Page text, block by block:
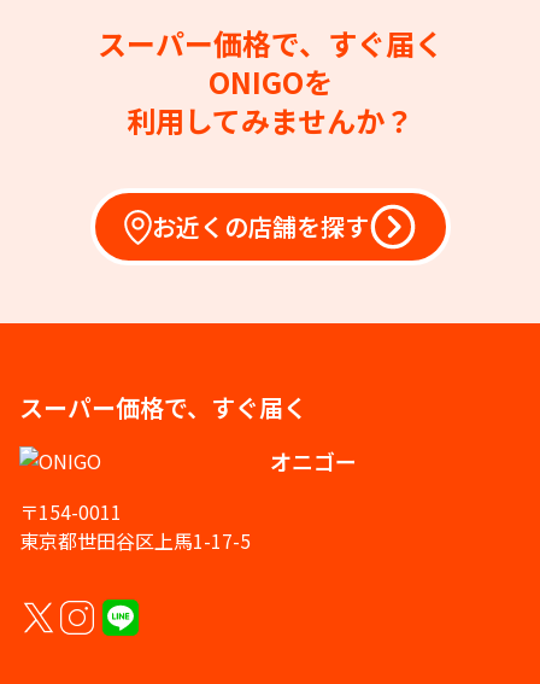
スーパー価格で、すぐ届く
ONIGOを
利用してみませんか？
お近くの店舗を探す
スーパー価格で、すぐ届く
オニゴー
〒154-0011
東京都世田谷区上馬1-17-5